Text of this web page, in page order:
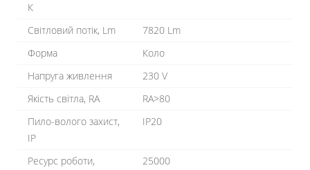
К
Світловий потік, Lm
7820 Lm
Форма
Коло
Напруга живлення
230 V
Якість світла, RA
RA>80
Пило-волого захист,
IP
IP20
Ресурс роботи,
25000